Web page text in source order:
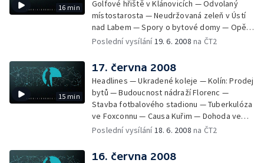
16 min
Golfové hřiště v Klánovicích — Odvolaný
místostarosta — Neudržovaná zeleň v Ústí
nad Labem — Spory o bytové domy — Opět
průjezdná křižovatka — Výstavba okruhu
Kuřimská kauza 2. dnem u soudu — Poplatky
novorozenců v porodnici — Milovice —
Nejkrásnější nádraží
Poslední vysílání19. 6. 2008 na ČT2
15 min
17. června 2008
Headlines — Ukradené koleje — Kolín: Prodej
bytů — Budoucnost nádraží Florenc —
Stavba fotbalového stadionu — Tuberkulóza
ve Foxconnu — Causa Kuřim — Dohoda ve
straně Zelených — Tunelování Lesů ČR? —
Pictus naposledy v ČR
Poslední vysílání18. 6. 2008 na ČT2
16. června 2008